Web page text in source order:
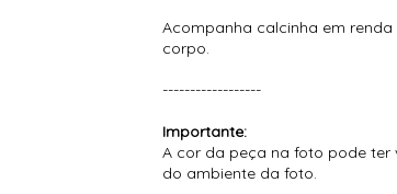
Acompanha calcinha em
corpo.
------------------
Importante:
A cor da peça na foto pode
do ambiente da foto.